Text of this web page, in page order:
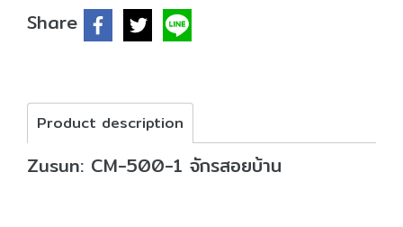
Share
Product description
Zusun: CM-500-1 จักรสอยบ้าน